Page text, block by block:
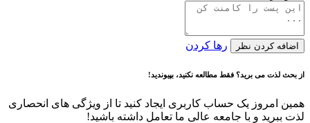
اضافه کردن نظر رها کردن
از بحث لذت می برید؟ فقط مطالعه نکنید، بپیوندید!
همین امروز یک حساب کاربری ایجاد کنید تا از ویژگی های انحصاری
لذت ببرید و با جامعه عالی ما تعامل داشته باشید!